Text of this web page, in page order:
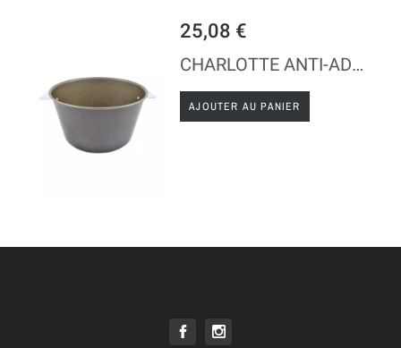
25,08 €
CHARLOTTE ANTI-ADHÉSIF - DIAMÈTRE 18 CM
AJOUTER AU PANIER